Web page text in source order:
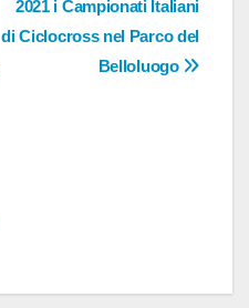
2021 i Campionati Italiani
di Ciclocross nel Parco del
Belloluogo